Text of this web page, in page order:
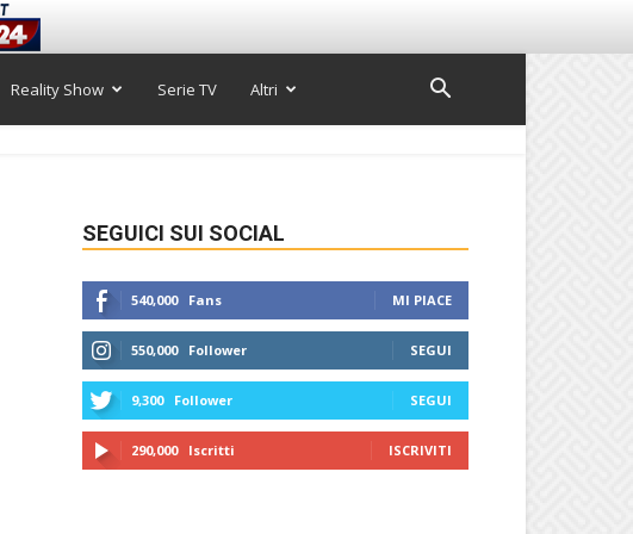
Reality Show Serie TV Altri
SEGUICI SUI SOCIAL
540,000 Fans MI PIACE
550,000 Follower SEGUI
9,300 Follower SEGUI
290,000 Iscritti ISCRIVITI